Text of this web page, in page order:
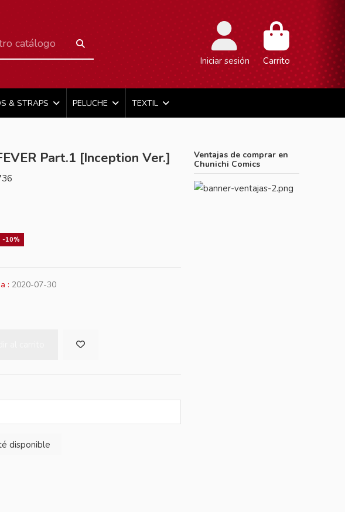
Iniciar sesión Carrito
& STRAPS PELUCHE TEXTIL
Part.1 [Inception Ver.]
-10%
: 2020-07-30
Ventajas de comprar en
Chunichi Comics